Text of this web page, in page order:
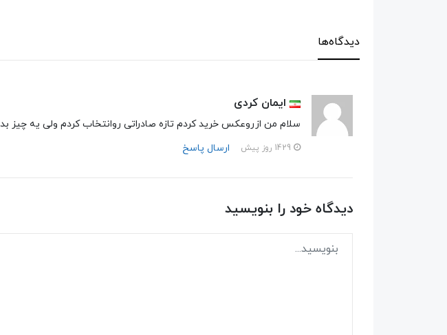
دیدگاه‌ها
ایمان کردی
سلام من ازروعکس خرید کردم تازه صادراتی روانتخاب کردم ولی یه
ارسال پاسخ
دیدگاه خود را بنویسید